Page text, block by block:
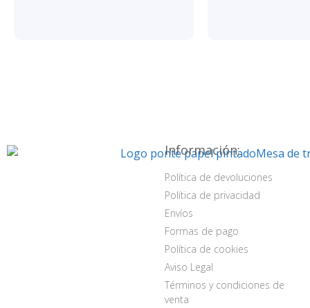
Información:
Política de devoluciones
Política de privacidad
Envíos
Formas de pago
Política de cookies
Aviso Legal
Términos y condiciones de
venta